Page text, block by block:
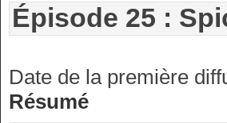
Épisode 25 :
Date de la première
Résumé